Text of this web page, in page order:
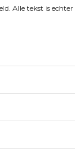
Alle tekst is